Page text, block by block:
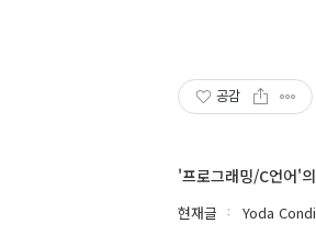
공감
'프로그래밍/C언어'
현재글 Yoda